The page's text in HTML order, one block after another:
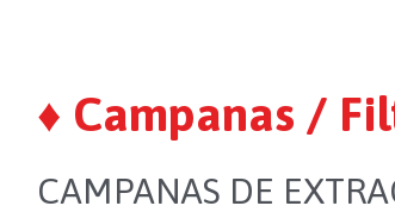
♦ Campanas /
CAMPANAS DE